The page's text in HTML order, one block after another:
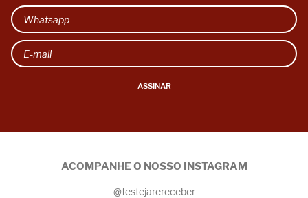
ASSINAR
ACOMPANHE O NOSSO INSTAGRAM
@festejarereceber